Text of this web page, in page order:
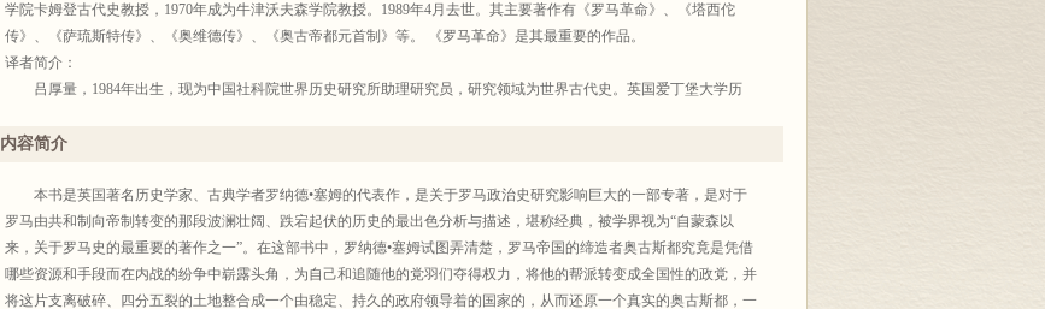
学院卡姆登古代史教授，1970年成为牛津沃夫森学院教授。1989年4月去世。其主要著作有《罗马革命》、《塔西佗
传》、《萨琉斯特传》、《奥维德传》、《奥古帝都元首制》等。 《罗马革命》是其最重要的作品。
译者简介：
吕厚量，1984年出生，现为中国社科院世界历史研究所助理研究员，研究领域为世界古代史。英国爱丁堡大学历
内容简介
本书是英国著名历史学家、古典学者罗纳德•塞姆的代表作，是关于罗马政治史研究影响巨大的一部专著，是对于
罗马由共和制向帝制转变的那段波澜壮阔、跌宕起伏的历史的最出色分析与描述，堪称经典，被学界视为“自蒙森以
来，关于罗马史的最重要的著作之一”。在这部书中，罗纳德•塞姆试图弄清楚，罗马帝国的缔造者奥古斯都究竟是凭借
哪些资源和手段而在内战的纷争中崭露头角，为自己和追随他的党羽们夺得权力，将他的帮派转变成全国性的政党，并
将这片支离破碎、四分五裂的土地整合成一个由稳定、持久的政府领导着的国家的，从而还原一个真实的奥古斯都，一